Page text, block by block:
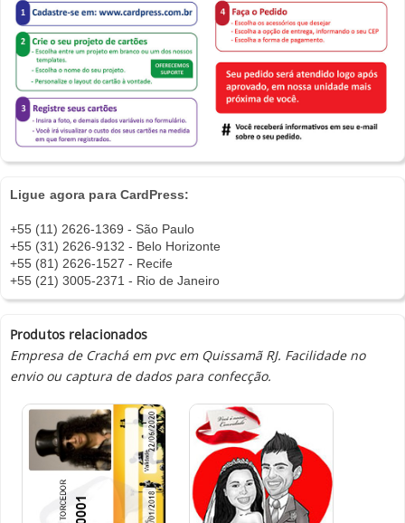
Ligue agora para CardPress:
+55 (11) 2626-1369 - São Paulo
+55 (31) 2626-9132 - Belo Horizonte
+55 (81) 2626-1527 - Recife
+55 (21) 3005-2371 - Rio de Janeiro
Produtos relacionados
Empresa de Crachá em pvc em Quissamã RJ. Facilidade no
envio ou captura de dados para confecção.